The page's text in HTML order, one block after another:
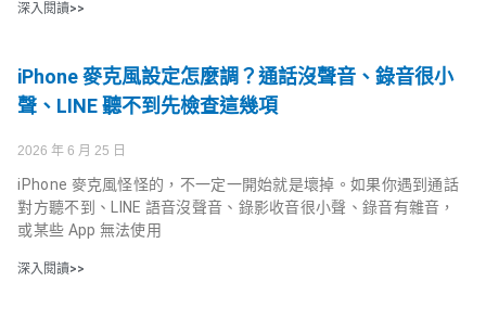
深入閱讀>>
iPhone 麥克風設定怎麼調？通話沒聲音、錄音很小
聲、LINE 聽不到先檢查這幾項
2026 年 6 月 25 日
iPhone 麥克風怪怪的，不一定一開始就是壞掉。如果你遇到通話
對方聽不到、LINE 語音沒聲音、錄影收音很小聲、錄音有雜音，
或某些 App 無法使用
深入閱讀>>